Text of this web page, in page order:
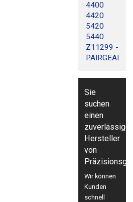
4400
4420
5420
5440
Z11299 -
PAIRGEARS
Sie
suchen
einen
Hersteller
von
Wir können
Kunden
schnell